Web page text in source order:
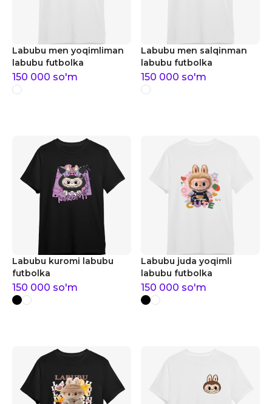
Labubu men yoqimliman
labubu futbolka
150 000 so'm
Labubu men salqinman
labubu futbolka
150 000 so'm
Labubu kuromi labubu
futbolka
150 000 so'm
Labubu juda yoqimli
labubu futbolka
150 000 so'm